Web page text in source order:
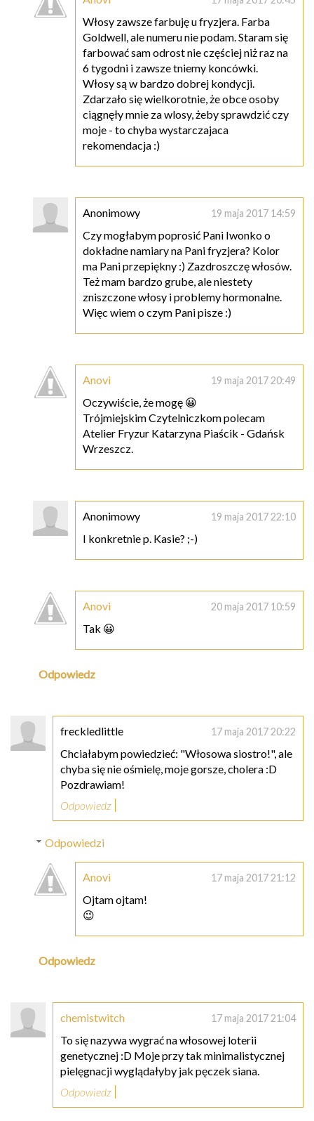
Włosy zawsze farbuję u fryzjera. Farba
Goldwell, ale numeru nie podam. Staram się
farbować sam odrost nie częściej niż raz na
6 tygodni i zawsze tniemy koncówki.
Włosy są w bardzo dobrej kondycji.
Zdarzało się wielkorotnie, że obce osoby
ciągnęły mnie za wlosy, żeby sprawdzić czy
moje - to chyba wystarczajaca
rekomendacja :)
Anonimowy 19 maja 2017 14:59
Czy mogłabym poprosić Pani Iwonko o
dokładne namiary na Pani fryzjera? Kolor
ma Pani przepiękny :) Zazdroszczę włosów.
Też mam bardzo grube, ale niestety
zniszczone włosy i problemy hormonalne.
Więc wiem o czym Pani pisze :)
Anovi 19 maja 2017 20:49
Oczywiście, że mogę 😀
Trójmiejskim Czytelniczkom polecam
Atelier Fryzur Katarzyna Piaścik - Gdańsk
Wrzeszcz.
Anonimowy 19 maja 2017 22:10
I konkretnie p. Kasie? ;-)
Anovi 20 maja 2017 10:59
Tak 😀
Odpowiedz
freckledlittle 17 maja 2017 20:22
Chciałabym powiedzieć: "Włosowa siostro!", ale
chyba się nie ośmielę, moje gorsze, cholera :D
Pozdrawiam!
Odpowiedz
Odpowiedzi
Anovi 17 maja 2017 21:12
Ojtam ojtam!
😉
Odpowiedz
chemistwitch 17 maja 2017 21:04
To się nazywa wygrać na włosowej loterii
genetycznej :D Moje przy tak minimalistycznej
pielęgnacji wyglądałyby jak pęczek siana.
Odpowiedz